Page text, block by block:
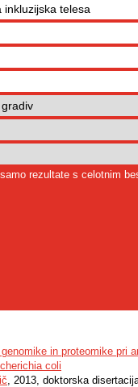
rezultate s celotnim
genomike in proteomike pri
coli
, 2013, doktorska